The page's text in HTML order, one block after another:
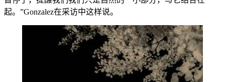
起。”Gonzalez在采访中这样说。